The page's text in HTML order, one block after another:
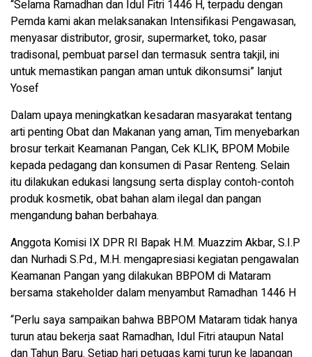
“Selama Ramadhan dan Idul Fitri 1446 H, terpadu dengan
Pemda kami akan melaksanakan Intensifikasi Pengawasan,
menyasar distributor, grosir, supermarket, toko, pasar
tradisonal, pembuat parsel dan termasuk sentra takjil, ini
untuk memastikan pangan aman untuk dikonsumsi” lanjut
Yosef
Dalam upaya meningkatkan kesadaran masyarakat tentang
arti penting Obat dan Makanan yang aman, Tim menyebarkan
brosur terkait Keamanan Pangan, Cek KLIK, BPOM Mobile
kepada pedagang dan konsumen di Pasar Renteng. Selain
itu dilakukan edukasi langsung serta display contoh-contoh
produk kosmetik, obat bahan alam ilegal dan pangan
mengandung bahan berbahaya.
Anggota Komisi IX DPR RI Bapak H.M. Muazzim Akbar, S.I.P
dan Nurhadi S.Pd., M.H. mengapresiasi kegiatan pengawalan
Keamanan Pangan yang dilakukan BBPOM di Mataram
bersama stakeholder dalam menyambut Ramadhan 1446 H
“Perlu saya sampaikan bahwa BBPOM Mataram tidak hanya
turun atau bekerja saat Ramadhan, Idul Fitri ataupun Natal